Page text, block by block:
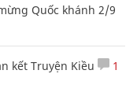
Quốc khánh 2/9
kết Truyện Kiều 1